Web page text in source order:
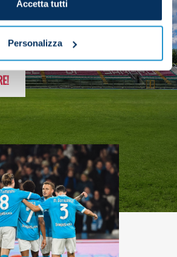
Accetta tutti
Personalizza
CHAMPS' JOURNEY